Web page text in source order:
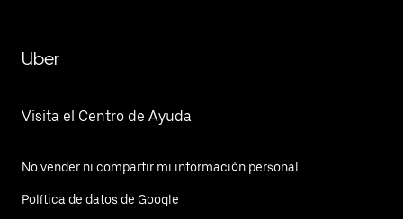
Uber
Visita el Centro de Ayuda
No vender ni compartir mi información personal
Política de datos de Google